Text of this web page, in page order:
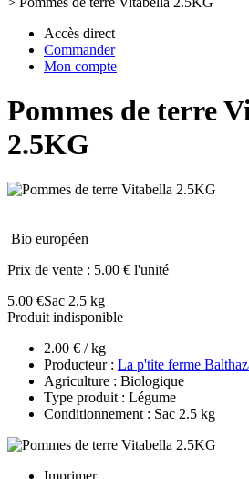
Accès direct
Commander
Mon compte
Pommes de terre
2.5KG
Bio européen
Prix de vente : 5.00 € l'unité
5.00 €Sac 2.5 kg
Produit indisponible
2.00 € / kg
Producteur : La p'tite ferme
Agriculture : Biologique
Type produit : Légume
Conditionnement : Sac 2.5 kg
Imprimer